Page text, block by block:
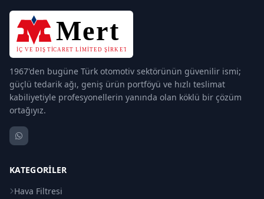
1967'den bugüne Türk otomotiv sektörünün güvenilir ismi;
güçlü tedarik ağı, geniş ürün portföyü ve hızlı teslimat
kabiliyetiyle profesyonellerin yanında olan köklü bir çözüm
ortağıyız.
KATEGORILER
Hava Filtresi